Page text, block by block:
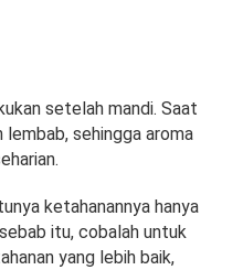
setelah mandi. Saat
sehingga aroma
ketahanannya hanya
itu, cobalah untuk
yang lebih baik,